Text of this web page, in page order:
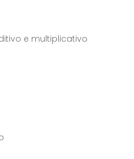
e multiplicativo